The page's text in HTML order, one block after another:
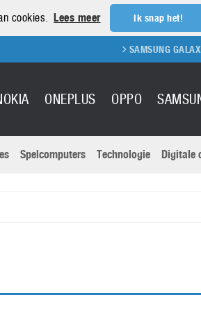
cookies. Lees meer Ik snap het!
SAMSUNG GALAXY
ONEPLUS OPPO
Spelcomputers Technologie Digitale